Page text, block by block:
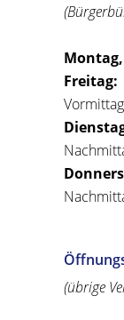
Freitag:
(übrige